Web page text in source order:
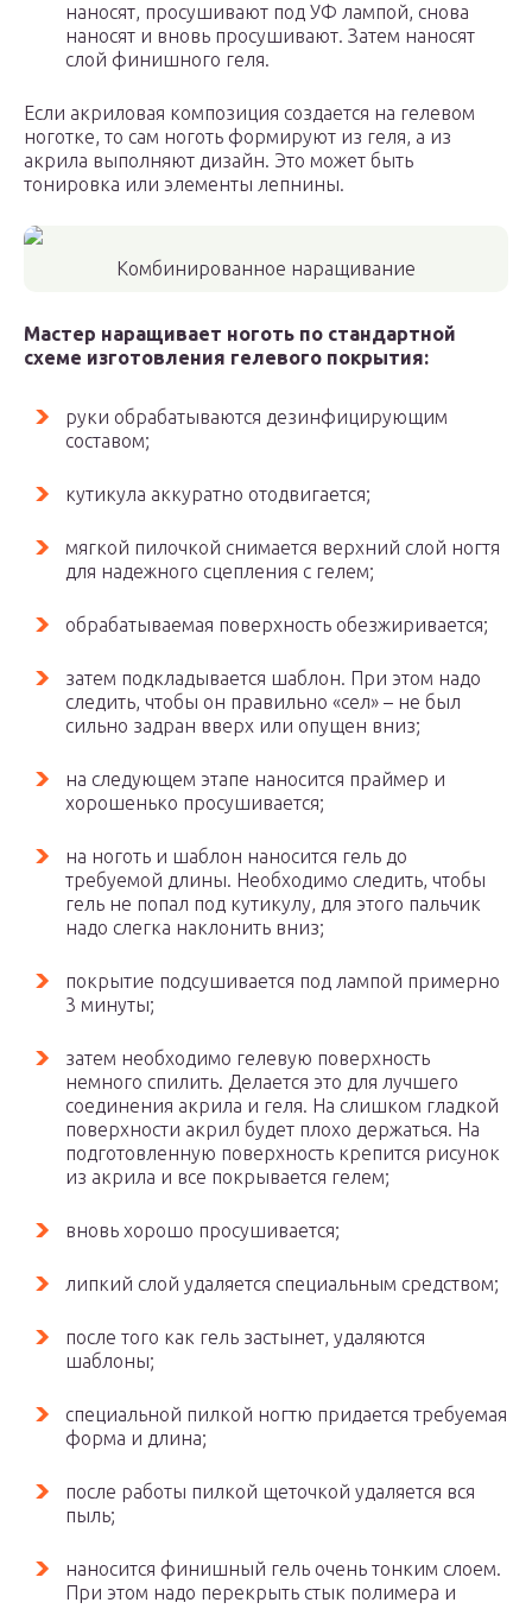
наносят, просушивают под УФ лампой, снова
наносят и вновь просушивают. Затем наносят
слой финишного геля.
Если акриловая композиция создается на гелевом
ноготке, то сам ноготь формируют из геля, а из
акрила выполняют дизайн. Это может быть
тонировка или элементы лепнины.
Комбинированное наращивание
Мастер наращивает ноготь по стандартной
схеме изготовления гелевого покрытия:
руки обрабатываются дезинфицирующим
составом;
кутикула аккуратно отодвигается;
мягкой пилочкой снимается верхний слой ногтя
для надежного сцепления с гелем;
обрабатываемая поверхность обезжиривается;
затем подкладывается шаблон. При этом надо
следить, чтобы он правильно «сел» – не был
сильно задран вверх или опущен вниз;
на следующем этапе наносится праймер и
хорошенько просушивается;
на ноготь и шаблон наносится гель до
требуемой длины. Необходимо следить, чтобы
гель не попал под кутикулу, для этого пальчик
надо слегка наклонить вниз;
покрытие подсушивается под лампой примерно
3 минуты;
затем необходимо гелевую поверхность
немного спилить. Делается это для лучшего
соединения акрила и геля. На слишком гладкой
поверхности акрил будет плохо держаться. На
подготовленную поверхность крепится рисунок
из акрила и все покрывается гелем;
вновь хорошо просушивается;
липкий слой удаляется специальным средством;
после того как гель застынет, удаляются
шаблоны;
специальной пилкой ногтю придается требуемая
форма и длина;
после работы пилкой щеточкой удаляется вся
пыль;
наносится финишный гель очень тонким слоем.
При этом надо перекрыть стык полимера и